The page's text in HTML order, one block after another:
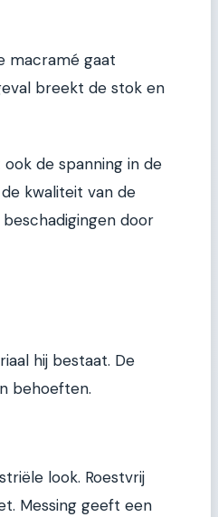
macramé gaat
breekt de stok en
de spanning in de
kwaliteit van de
door
hij bestaat. De
behoeften.
look. Roestvrij
Messing geeft een